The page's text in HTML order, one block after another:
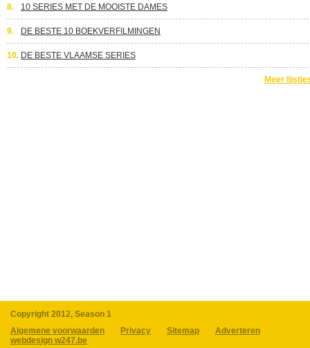
8. 10 SERIES MET DE MOOISTE DAMES
9. DE BESTE 10 BOEKVERFILMINGEN
10. DE BESTE VLAAMSE SERIES
Meer
Copyright 2012, Season 1
Algemene voorwaarden
Privacy Sitemap
Adverteren
webdesign w247.be